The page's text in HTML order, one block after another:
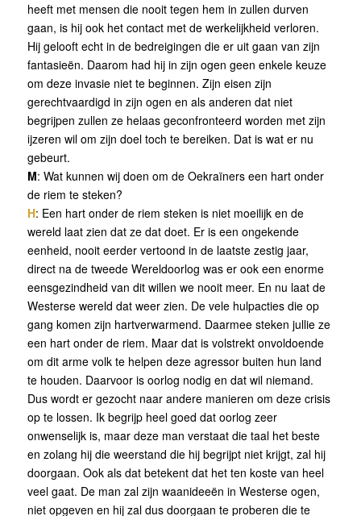
heeft met mensen die nooit tegen hem in zullen durven
gaan, is hij ook het contact met de werkelijkheid verloren.
Hij gelooft echt in de bedreigingen die er uit gaan van zijn
fantasieën. Daarom had hij in zijn ogen geen enkele keuze
om deze invasie niet te beginnen. Zijn eisen zijn
gerechtvaardigd in zijn ogen en als anderen dat niet
begrijpen zullen ze helaas geconfronteerd worden met zijn
ijzeren wil om zijn doel toch te bereiken. Dat is wat er nu
gebeurt.
M: Wat kunnen wij doen om de Oekraïners een hart onder
de riem te steken?
H: Een hart onder de riem steken is niet moeilijk en de
wereld laat zien dat ze dat doet. Er is een ongekende
eenheid, nooit eerder vertoond in de laatste zestig jaar,
direct na de tweede Wereldoorlog was er ook een enorme
eensgezindheid van dit willen we nooit meer. En nu laat de
Westerse wereld dat weer zien. De vele hulpacties die op
gang komen zijn hartverwarmend. Daarmee steken jullie ze
een hart onder de riem. Maar dat is volstrekt onvoldoende
om dit arme volk te helpen deze agressor buiten hun land
te houden. Daarvoor is oorlog nodig en dat wil niemand.
Dus wordt er gezocht naar andere manieren om deze crisis
op te lossen. Ik begrijp heel goed dat oorlog zeer
onwenselijk is, maar deze man verstaat die taal het beste
en zolang hij die weerstand die hij begrijpt niet krijgt, zal hij
doorgaan. Ook als dat betekent dat het ten koste van heel
veel gaat. De man zal zijn waanideeën in Westerse ogen,
niet opgeven en hij zal dus doorgaan te proberen die te